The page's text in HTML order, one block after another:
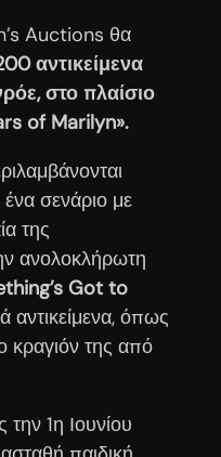
Auctions θα
αντικείμενα
στο πλαίσιο
of Marilyn».
σενάριο με
της
ανολοκλήρωτη
Got to
όπως
κραγιόν της από
1η Ιουνίου